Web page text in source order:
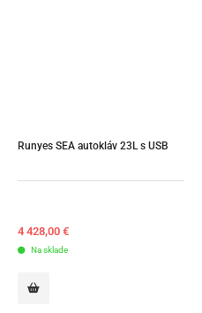
Runyes SEA autokláv 23L s USB
4 428,00 €
Na sklade